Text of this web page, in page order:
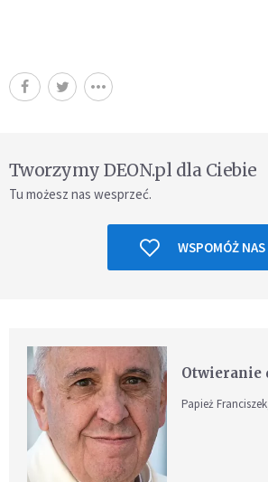
Tworzymy DEON.pl dla Ciebie
Tu możesz nas wesprzeć.
WSPOMÓŻ NAS
Otwieranie
Papież